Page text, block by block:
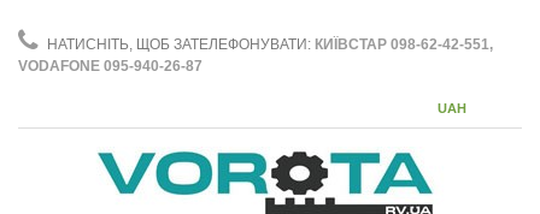
НАТИСНІТЬ, ЩОБ ЗАТЕЛЕФОНУВАТИ: КИЇВСТАР 098-62-42-551,
VODAFONE 095-940-26-87
UAH